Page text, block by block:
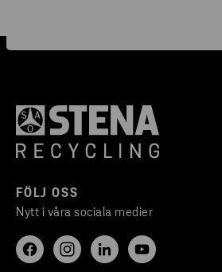
FÖLJ OSS
Nytt i våra sociala medier